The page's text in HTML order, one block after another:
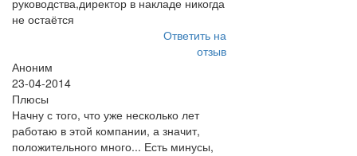
руководства,директор в накладе никогда
не остаётся
Ответить на
отзыв
Аноним
23-04-2014
Плюсы
Начну с того, что уже несколько лет
работаю в этой компании, а значит,
положительного много... Есть минусы,